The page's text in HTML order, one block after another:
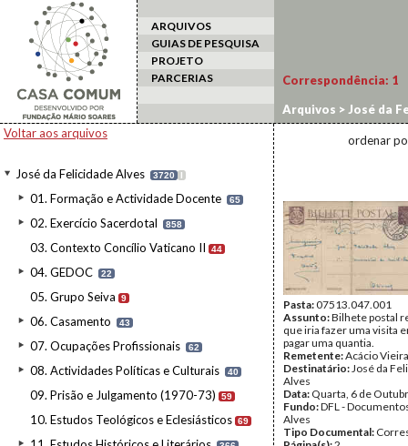
ARQUIVOS
GUIAS DE PESQUISA
PROJETO
PARCERIAS
Voltar aos arquivos
José da Felicidade Alves 3720 I
01. Formação e Actividade Docente 65
02. Exercício Sacerdotal 858
03. Contexto Concílio Vaticano II 44
04. GEDOC 22
05. Grupo Seiva 9
06. Casamento 43
07. Ocupações Profissionais 62
08. Actividades Políticas e Culturais 40
09. Prisão e Julgamento (1970-73) 59
10. Estudos Teológicos e Eclesiásticos 69
Correspondência: 1
Arquivos > José da
ordenar
Pasta:07513.047.001
Assunto:Bilhete postal
que iria fazer uma visita
pagar uma quantia.
Remetente:Acácio
Destinatário:José da
Alves
Data: Quarta, 6 de
Fundo:DFL -
Alves
Tipo Documental: